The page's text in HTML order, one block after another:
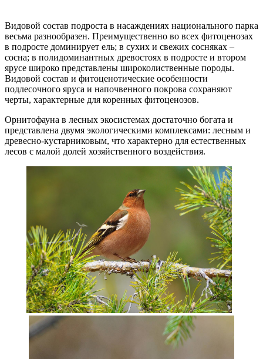
Видовой состав подроста в насаждениях национального парка
весьма разнообразен. Преимущественно во всех фитоценозах
в подросте доминирует ель; в сухих и свежих сосняках –
сосна; в полидоминантных древостоях в подросте и втором
ярусе широко представлены широколиственные породы.
Видовой состав и фитоценотические особенности
подлесочного яруса и напочвенного покрова сохраняют
черты, характерные для коренных фитоценозов.
Орнитофауна в лесных экосистемах достаточно богата и
представлена двумя экологическими комплексами: лесным и
древесно-кустарниковым, что характерно для естественных
лесов с малой долей хозяйственного воздействия.